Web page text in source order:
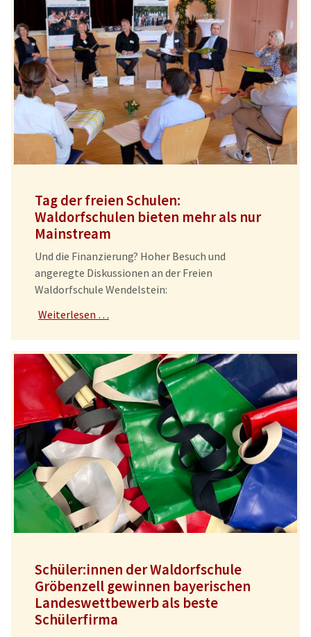
Tag der freien Schulen:
Waldorfschulen bieten mehr als nur
Mainstream
Und die Finanzierung? Hoher Besuch und
angeregte Diskussionen an der Freien
Waldorfschule Wendelstein:
Weiterlesen …
Schüler:innen der Waldorfschule
Gröbenzell gewinnen bayerischen
Landeswettbewerb als beste
Schülerfirma